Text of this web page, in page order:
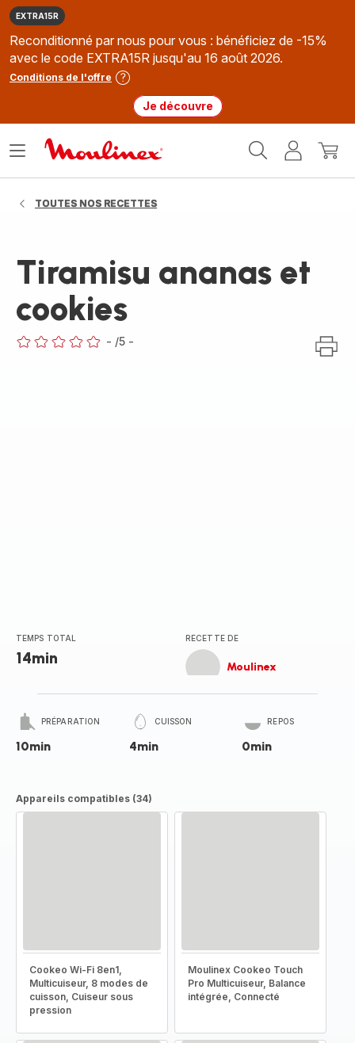
EXTRA15R
Reconditionné par nous pour vous : bénéficiez de -15%
avec le code EXTRA15R jusqu'au 16 août 2026.
Conditions de l'offre
Je découvre
MonMon
Ouvrir
TOUTES NOS RECETTES
Tiramisu ananas et
cookies
- /5 -
TEMPS TOTAL
14min
RECETTE DE
Moulinex
PRÉPARATION
10min
CUISSON
4min
REPOS
0min
Appareils compatibles (34)
Cookeo Wi-Fi 8en1,
Multicuiseur, 8 modes de
cuisson, Cuiseur sous
pression
Moulinex Cookeo Touch
Pro Multicuiseur, Balance
intégrée, Connecté